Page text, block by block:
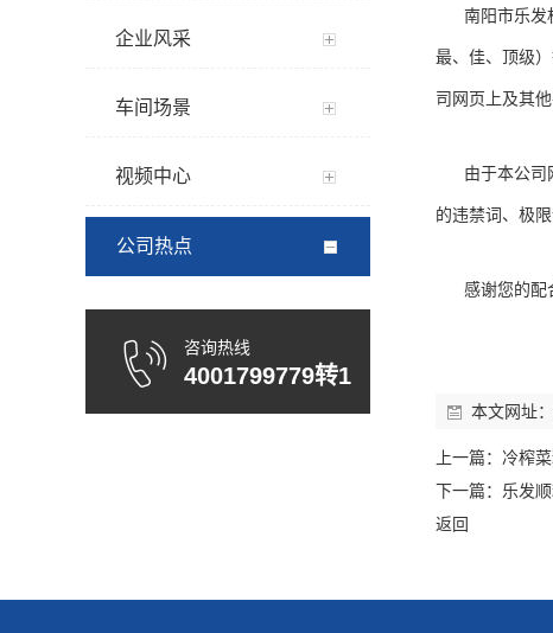
企业风采
车间场景
视频中心
公司热点
咨询热线
4001799779转1
南阳市乐发
最、佳、顶级
司网页上及其
由于本公司网
的违禁词、极
感谢您的配
本文网址：
上一篇： 冷榨
下一篇： 乐发
返回